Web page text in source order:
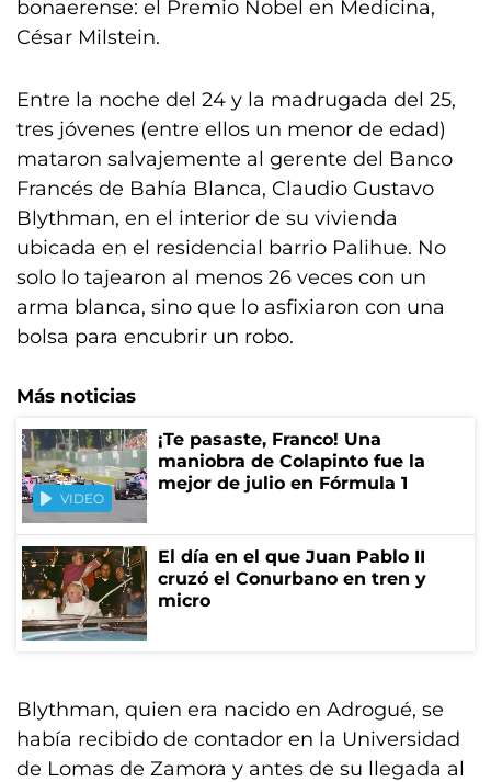
bonaerense: el Premio Nobel en Medicina,
César Milstein.
Entre la noche del 24 y la madrugada del 25,
tres jóvenes (entre ellos un menor de edad)
mataron salvajemente al gerente del Banco
Francés de Bahía Blanca, Claudio Gustavo
Blythman, en el interior de su vivienda
ubicada en el residencial barrio Palihue. No
solo lo tajearon al menos 26 veces con un
arma blanca, sino que lo asfixiaron con una
bolsa para encubrir un robo.
Más noticias
VIDEO
¡Te pasaste, Franco! Una
maniobra de Colapinto fue la
mejor de julio en Fórmula 1
El día en el que Juan Pablo II
cruzó el Conurbano en tren y
micro
Blythman, quien era nacido en Adrogué, se
había recibido de contador en la Universidad
de Lomas de Zamora y antes de su llegada al